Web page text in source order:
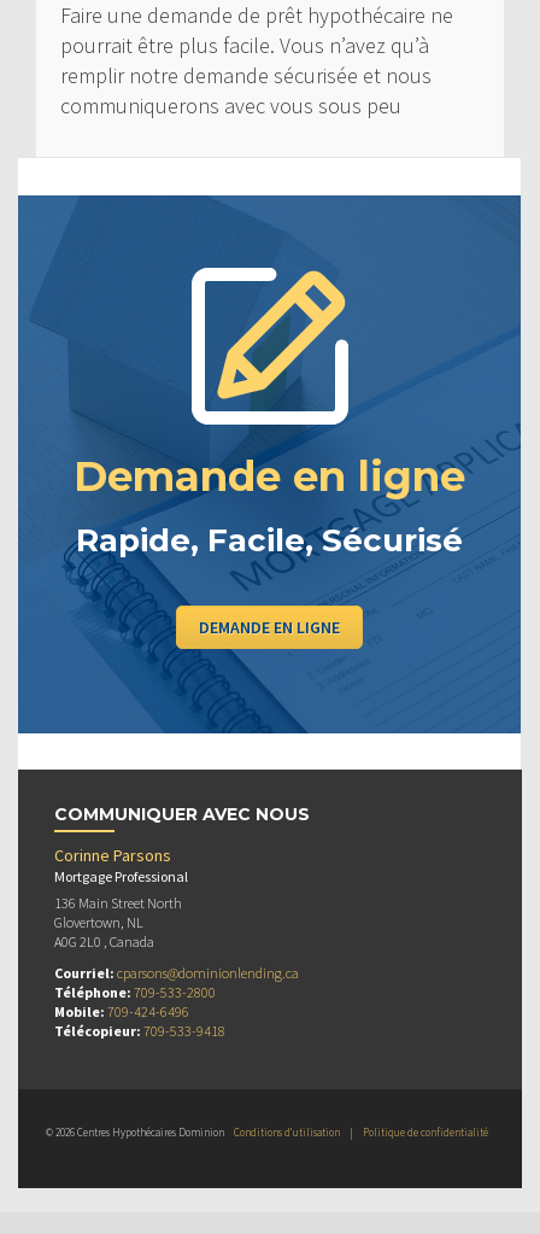
Faire une demande de prêt hypothécaire ne
pourrait être plus facile. Vous n’avez qu’à
remplir notre demande sécurisée et nous
communiquerons avec vous sous peu
Demande en ligne
Rapide, Facile, Sécurisé
DEMANDE EN LIGNE
COMMUNIQUER AVEC NOUS
Corinne Parsons
Mortgage Professional
136 Main Street North
Glovertown, NL
A0G 2L0 , Canada
Courriel: cparsons@dominionlending.ca
Téléphone: 709-533-2800
Mobile: 709-424-6496
Télécopieur: 709-533-9418
© 2026 Centres Hypothécaires Dominion Conditions d’utilisation | Politique de confidentialité